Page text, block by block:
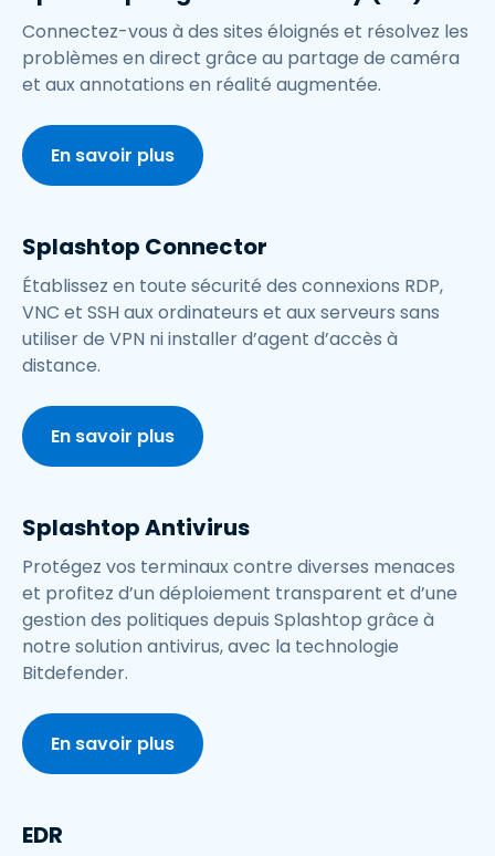
Connectez-vous à des sites éloignés et résolvez les
problèmes en direct grâce au partage de caméra
et aux annotations en réalité augmentée.
En savoir plus
Splashtop Connector
Établissez en toute sécurité des connexions RDP,
VNC et SSH aux ordinateurs et aux serveurs sans
utiliser de VPN ni installer d’agent d’accès à
distance.
En savoir plus
Splashtop Antivirus
Protégez vos terminaux contre diverses menaces
et profitez d’un déploiement transparent et d’une
gestion des politiques depuis Splashtop grâce à
notre solution antivirus, avec la technologie
Bitdefender.
En savoir plus
EDR